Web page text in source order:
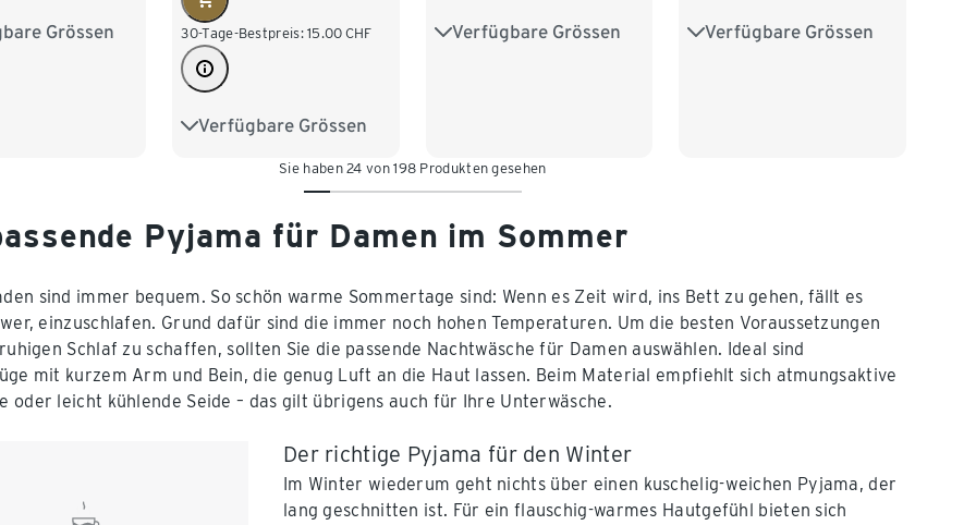
Grössen
M 40/42 30-Tage-Bestpreis: 15.00 CHF
Verfügbare Grössen
XS 32/34 S 36/38
L 44/46
XXL 52/54
Verfügbare Grössen
XS 32/34 S 36/38 Verfügbare Grössen
S 36/38 M 40/42
Sie haben 24 von 198 Produkten gesehen
Pyjama für Damen im Sommer
sind immer bequem. So schön warme Sommertage sind: Wenn es Zeit wird, ins Bett zu gehen, fällt es
einzuschlafen. Grund dafür sind die immer noch hohen Temperaturen. Um die besten Voraussetzungen
Schlaf zu schaffen, sollten Sie die passende Nachtwäsche für Damen auswählen. Ideal sind
mit kurzem Arm und Bein, die genug Luft an die Haut lassen. Beim Material empfiehlt sich atmungsaktive
oder leicht kühlende Seide – das gilt übrigens auch für Ihre Unterwäsche.
Der richtige Pyjama für den Winter
Im Winter wiederum geht nichts über einen kuschelig-weichen Pyjama, der
lang geschnitten ist. Für ein flauschig-warmes Hautgefühl bieten sich